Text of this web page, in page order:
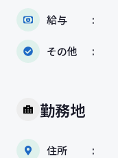
給与
その他
勤務地
住所